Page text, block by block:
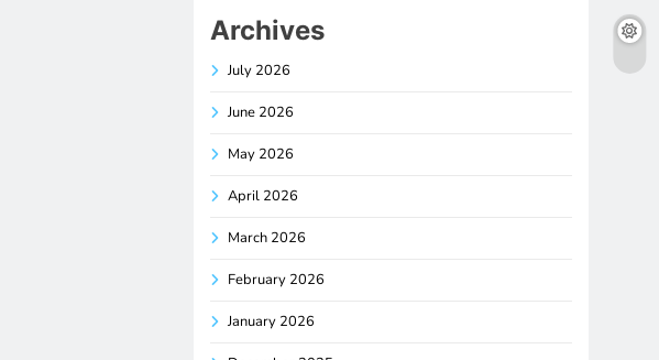
Archives
July 2026
June 2026
May 2026
April 2026
March 2026
February 2026
January 2026